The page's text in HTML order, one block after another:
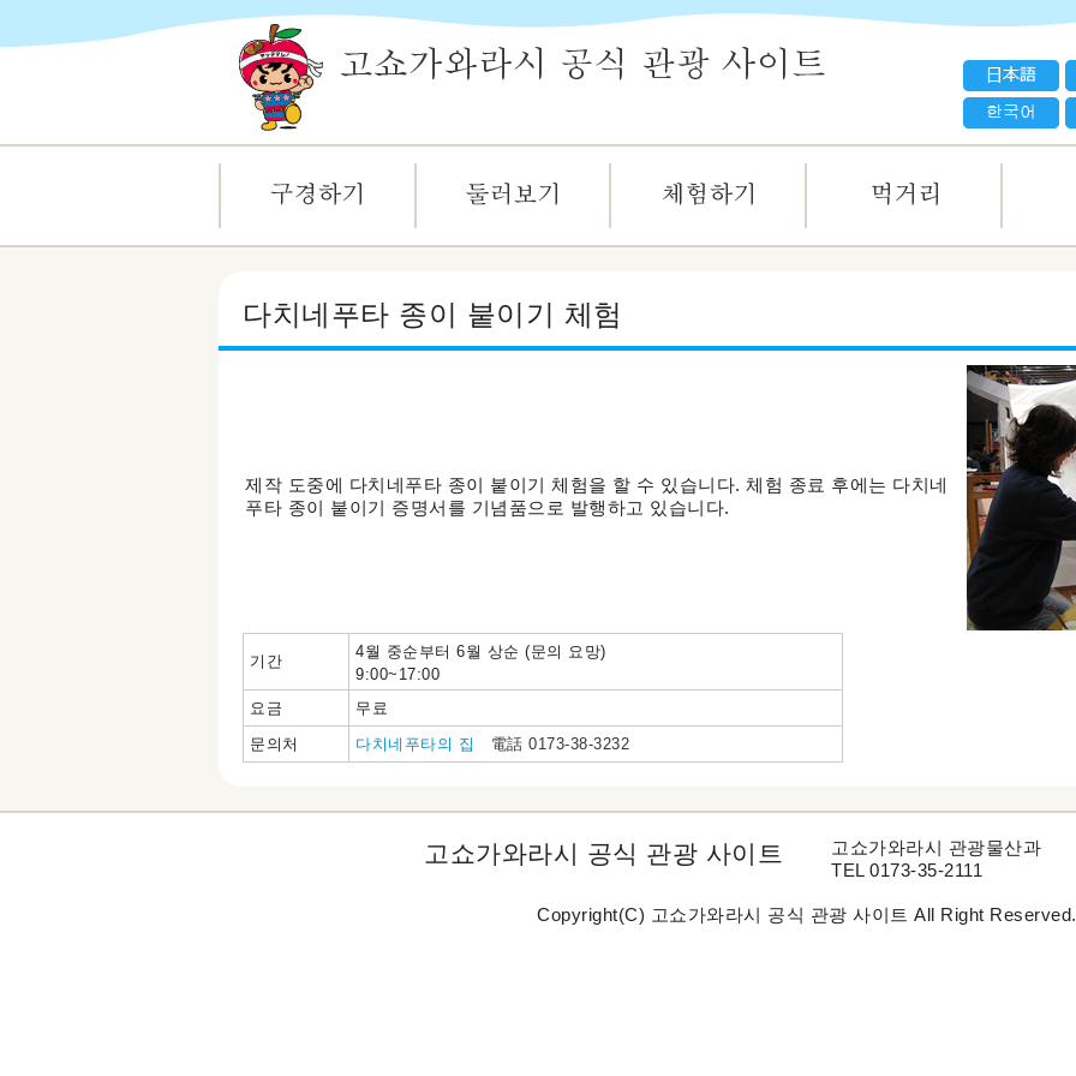
다치네푸타 종이 붙이기 체험
제작 도중에 다치네푸타 종이 붙이기 체험을 할 수 있습니다. 체험 종료 후에는 다치네
푸타 종이 붙이기 증명서를 기념품으로 발행하고 있습니다.
기간
4월 중순부터 6월 상순 (문의 요망)
9:00~17:00
요금
무료
문의처
다치네푸타의 집 電話 0173-38-3232
고쇼가와라시 공식 관광 사이트
고쇼가와라시 관광물산과
TEL 0173-35-2111
Copyright(C) 고쇼가와라시 공식 관광 사이트 All Right Reserved.